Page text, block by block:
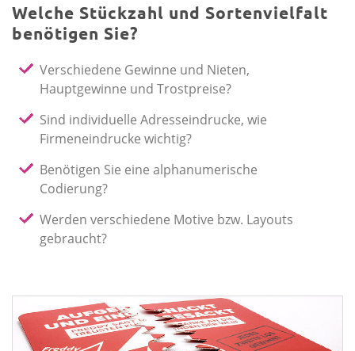
Welche Stückzahl und Sortenvielfalt
benötigen Sie?
Verschiedene Gewinne und Nieten,
Hauptgewinne und Trostpreise?
Sind individuelle Adresseindrucke, wie
Firmeneindrucke wichtig?
Benötigen Sie eine alphanumerische
Codierung?
Werden verschiedene Motive bzw. Layouts
gebraucht?